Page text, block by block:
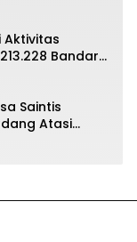
Aktivitas
Bandar
Saintis
Atasi